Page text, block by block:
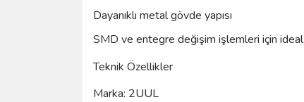
Dayanıklı metal gövde yapısı
SMD ve entegre değişim işlemleri için ideal
Teknik Özellikler
Marka: 2UUL